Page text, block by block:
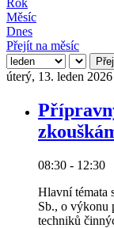
Měsíc
Dnes
Přejít na měsíc
úterý, 13. leden 2026
08:30 - 12:30
Hlavní témata
Sb., o výkonu
techniků